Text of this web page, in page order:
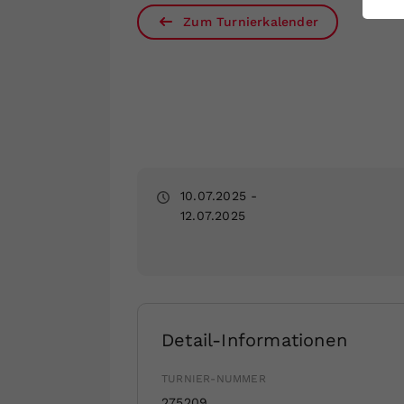
Zum Turnierkalender
10.07.2025 -
12.07.2025
Detail-Informationen
TURNIER-NUMMER